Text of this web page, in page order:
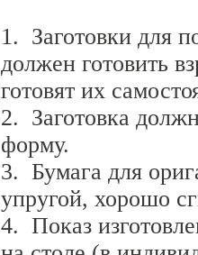
1. Заготовки для
должен готовить
готовят их
2. Заготовка
форму.
3. Бумага для
упругой, хорошо
4. Показ